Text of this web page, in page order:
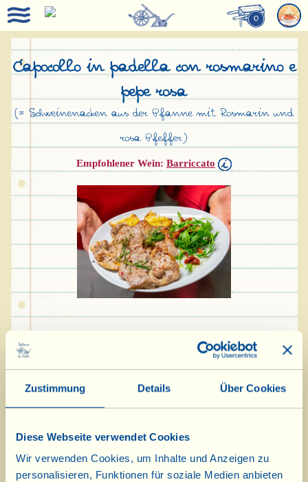
Zustimmung Details Über Cookies
Diese Webseite verwendet Cookies
Wir verwenden Cookies, um Inhalte und Anzeigen zu
personalisieren, Funktionen für soziale Medien anbieten
0
Capocollo in padella con rosmarino e
pepe rosa
(= Schweinenacken aus der Pfanne mit Rosmarin und
rosa Pfeffer)
Empfohlener Wein: Barriccato
8 nicht zu dick geschnittene Scheiben eher fettes
Schweinefleisch (hier bei uns verwendet man das
„Capocollo“ genannte Stück, also den Nacken)
3 TL rosa Pfeffer